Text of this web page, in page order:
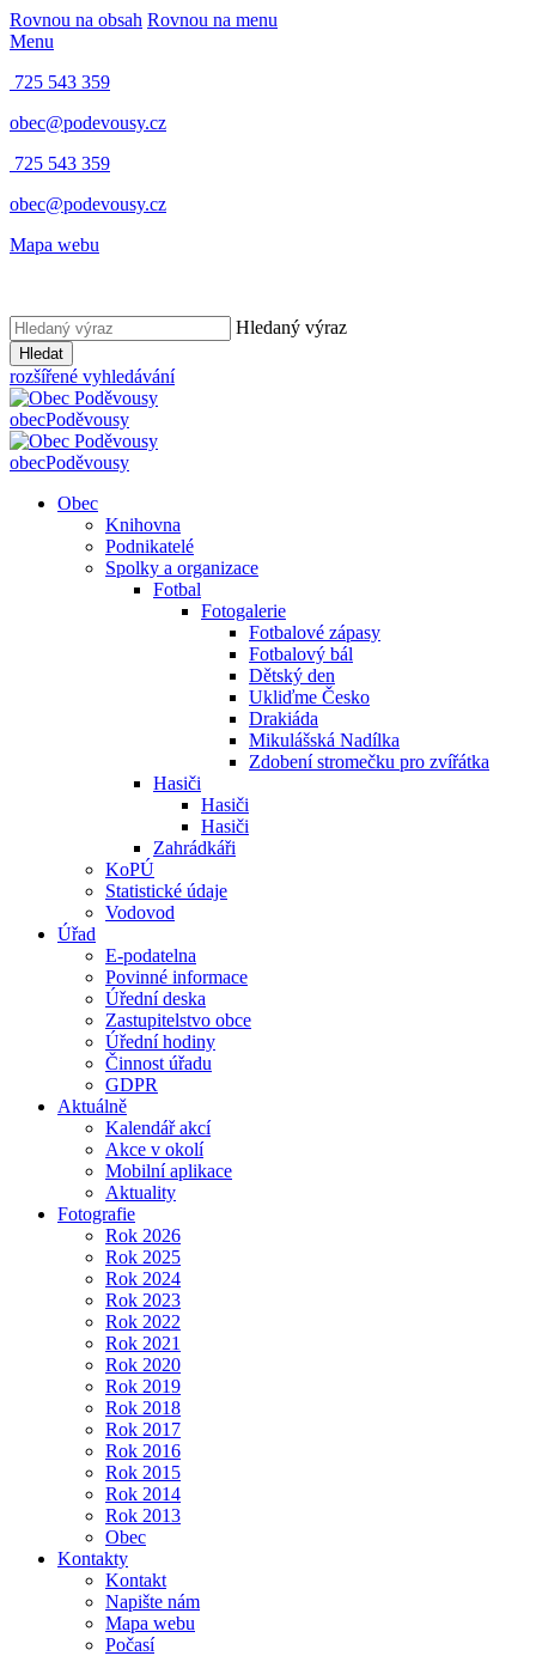
Rovnou na obsah Rovnou na menu
Menu
725 543 359
obec@podevousy.cz
725 543 359
obec@podevousy.cz
Mapa webu
Hledaný výraz
Hledat
rozšířené vyhledávání
obecPoděvousy
obecPoděvousy
Obec
Knihovna
Podnikatelé
Spolky a organizace
Fotbal
Fotogalerie
Fotbalové zápasy
Fotbalový bál
Dětský den
Ukliďme Česko
Drakiáda
Mikulášská Nadílka
Zdobení stromečku pro zvířátka
Hasiči
Hasiči
Hasiči
Zahrádkáři
KoPÚ
Statistické údaje
Vodovod
Úřad
E-podatelna
Povinné informace
Úřední deska
Zastupitelstvo obce
Úřední hodiny
Činnost úřadu
GDPR
Aktuálně
Kalendář akcí
Akce v okolí
Mobilní aplikace
Aktuality
Fotografie
Rok 2026
Rok 2025
Rok 2024
Rok 2023
Rok 2022
Rok 2021
Rok 2020
Rok 2019
Rok 2018
Rok 2017
Rok 2016
Rok 2015
Rok 2014
Rok 2013
Obec
Kontakty
Kontakt
Napište nám
Mapa webu
Počasí